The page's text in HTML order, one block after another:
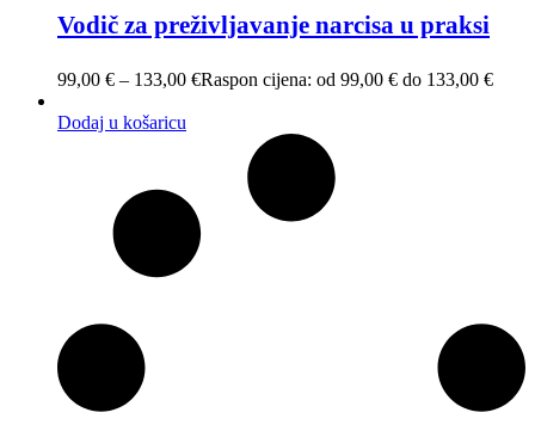
Vodič za preživljavanje narcisa u praksi
99,00 € – 133,00 €Raspon cijena: od 99,00 € do 133,00 €
Dodaj u košaricu